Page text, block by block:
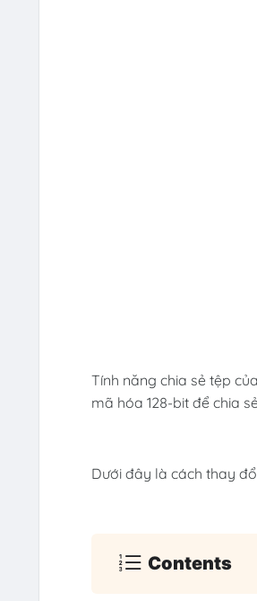
Tính năng chia sẻ tệp
mã hóa 128-bit để chia
Dưới đây là cách thay
Contents